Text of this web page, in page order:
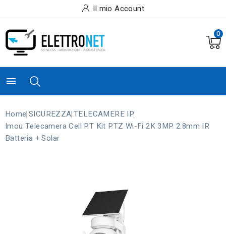
Il mio Account
0

Home SICUREZZA TELECAMERE IP
Imou Telecamera Cell PT Kit PTZ Wi-Fi 2K 3MP 2.8mm IR
Batteria + Solar